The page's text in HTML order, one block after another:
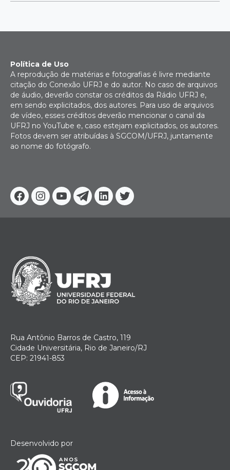
Facebook
Instagram
YoutubeTelegram
Linkedin
Twitter
Política de Uso
A reprodução de matérias e fotografias é livre mediante
citação do Conexão UFRJ e do autor. No caso de arquivos
de áudio, deverão constar os créditos da Rádio UFRJ e,
em sendo explicitados, dos autores. Para uso de arquivos
de vídeo, esses créditos deverão mencionar o canal da
UFRJ no YouTube e, caso estejam explicitados, os autores.
Fotos devem ser atribuídas à SGCOM/UFRJ, juntamente
ao nome do fotógrafo.
Rua Antônio Barros de Castro, 119
Cidade Universitária, Rio de Janeiro/RJ
CEP: 21941-853
Desenvolvido por